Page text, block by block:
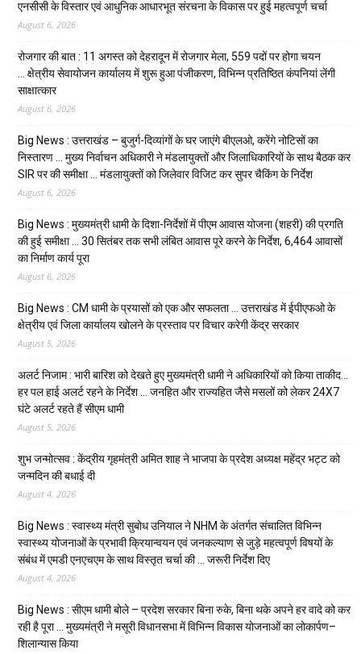
एनसीसी के विस्तार एवं आधुनिक आधारभूत संरचना के विकास पर हुई महत्वपूर्ण चर्चा
August 6, 2026
रोजगार की बात : 11 अगस्त को देहरादून में रोजगार मेला, 559 पदों पर होगा चयन
… क्षेत्रीय सेवायोजन कार्यालय में शुरू हुआ पंजीकरण, विभिन्न प्रतिष्ठित कंपनियां लेंगी
साक्षात्कार
August 6, 2026
Big News : उत्तराखंड – बुजुर्ग-दिव्यांगों के घर जाएंगे बीएलओ, करेंगे नोटिसों का
निस्तारण … मुख्य निर्वाचन अधिकारी ने मंडलायुक्तों और जिलाधिकारियों के साथ बैठक कर
SIR पर की समीक्षा … मंडलायुक्तों को जिलेवार विजिट कर सुपर चैकिंग के निर्देश
August 6, 2026
Big News : मुख्यमंत्री धामी के दिशा-निर्देशों में पीएम आवास योजना (शहरी) की प्रगति
की हुई समीक्षा … 30 सितंबर तक सभी लंबित आवास पूरे करने के निर्देश, 6,464 आवासों
का निर्माण कार्य पूरा
August 6, 2026
Big News : CM धामी के प्रयासों को एक और सफलता … उत्तराखंड में ईपीएफओ के
क्षेत्रीय एवं जिला कार्यालय खोलने के प्रस्ताव पर विचार करेगी केंद्र सरकार
August 5, 2026
अलर्ट निजाम : भारी बारिश को देखते हुए मुख्यमंत्री धामी ने अधिकारियों को किया ताकीद…
हर पल हाई अलर्ट रहने के निर्देश … जनहित और राज्यहित जैसे मसलों को लेकर 24X7
घंटे अलर्ट रहते हैं सीएम धामी
August 5, 2026
शुभ जन्मोत्सव : केंद्रीय गृहमंत्री अमित शाह ने भाजपा के प्रदेश अध्यक्ष महेंद्र भट्ट को
जन्मदिन की बधाई दी
August 4, 2026
Big News : स्वास्थ्य मंत्री सुबोध उनियाल ने NHM के अंतर्गत संचालित विभिन्न
स्वास्थ्य योजनाओं के प्रभावी क्रियान्वयन एवं जनकल्याण से जुड़े महत्वपूर्ण विषयों के
संबंध में एमडी एनएचएम के साथ विस्तृत चर्चा की … जरूरी निर्देश दिए
August 4, 2026
Big News : सीएम धामी बोले – प्रदेश सरकार बिना रुके, बिना थके अपने हर वादे को कर
रही है पूरा … मुख्यमंत्री ने मसूरी विधानसभा में विभिन्न विकास योजनाओं का लोकार्पण–
शिलान्यास किया